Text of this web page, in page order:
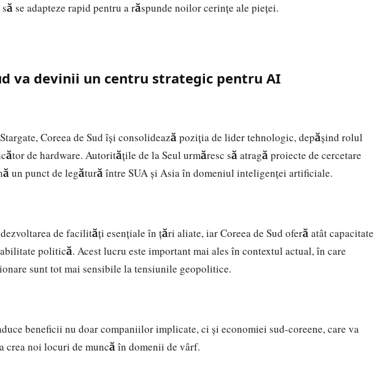
se adapteze rapid pentru a răspunde noilor cerințe ale pieței.
va devinii un centru strategic pentru AI
Coreea de Sud își consolidează poziția de lider tehnologic, depășind rolul
de hardware. Autoritățile de la Seul urmăresc să atragă proiecte de cercetare
un punct de legătură între SUA și Asia în domeniul inteligenței artificiale.
de facilități esențiale în țări aliate, iar Coreea de Sud oferă atât capacitate
politică. Acest lucru este important mai ales în contextul actual, în care
sunt tot mai sensibile la tensiunile geopolitice.
beneficii nu doar companiilor implicate, ci și economiei sud-coreene, care va
crea noi locuri de muncă în domenii de vârf.